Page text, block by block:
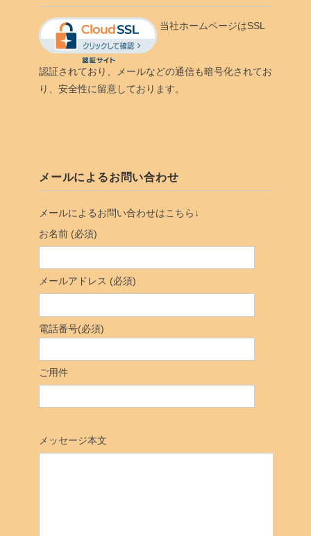
当社ホームページはSSL
認証されており、メールなどの通信も暗号化されてお
り、安全性に留意しております。
メールによるお問い合わせ
メールによるお問い合わせはこちら↓
お名前 (必須)
メールアドレス (必須)
電話番号(必須)
ご用件
メッセージ本文